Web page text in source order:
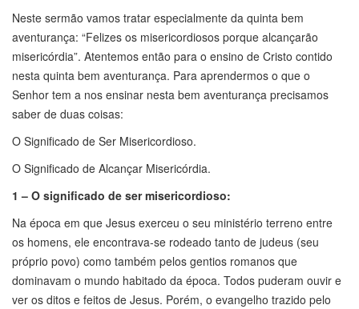
Neste sermão vamos tratar especialmente da quinta bem
aventurança: “Felizes os misericordiosos porque alcançarão
misericórdia”. Atentemos então para o ensino de Cristo contido
nesta quinta bem aventurança. Para aprendermos o que o
Senhor tem a nos ensinar nesta bem aventurança precisamos
saber de duas coisas:
O Significado de Ser Misericordioso.
O Significado de Alcançar Misericórdia.
1 – O significado de ser misericordioso:
Na época em que Jesus exerceu o seu ministério terreno entre
os homens, ele encontrava-se rodeado tanto de judeus (seu
próprio povo) como também pelos gentios romanos que
dominavam o mundo habitado da época. Todos puderam ouvir e
ver os ditos e feitos de Jesus. Porém, o evangelho trazido pelo